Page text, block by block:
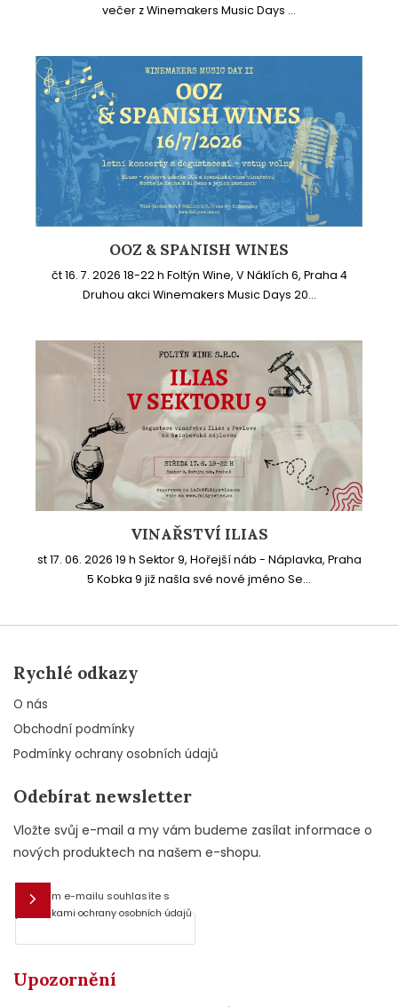
večer z Winemakers Music Days ...
OOZ & SPANISH WINES
čt 16. 7. 2026 18-22 h Foltýn Wine, V Náklích 6, Praha 4
Druhou akci Winemakers Music Days 20...
VINAŘSTVÍ ILIAS
st 17. 06. 2026 19 h Sektor 9, Hořejší náb - Náplavka, Praha
5 Kobka 9 již našla své nové jméno Se...
Rychlé odkazy
O nás
Obchodní podmínky
Podmínky ochrany osobních údajů
Odebírat newsletter
Vložte svůj e-mail a my vám budeme zasílat informace o
nových produktech na našem e-shopu.
E-mail
Vložením e-mailu souhlasíte s
podmínkami ochrany osobních údajů
Upozornění